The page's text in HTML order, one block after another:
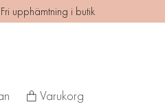
upphämtning i butik
Varukorg